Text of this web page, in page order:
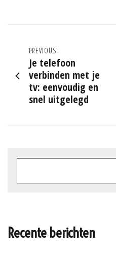
Post
navigation
PREVIOUS:
Je telefoon
verbinden met je
tv: eenvoudig en
snel uitgelegd
Recente berichten